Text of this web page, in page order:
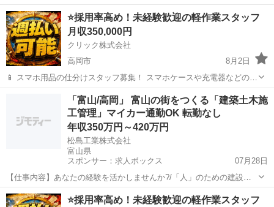
分け・検品を行うシンプルなお仕事です♪
━━━━━━━━━━━━━━━━ 📲 ご応募はこちら（24時間受付
中） https://lin.ee/...
富山 魚津市 その他 未経験
⭐採用率高め！未経験歓迎の軽作業スタッフ
月収350,000円
クリック株式会社
高岡市
8月2日
📱 スマホ用品の仕分けスタッフ募集！ スマホケースや充電器などの仕
分け・検品を行うシンプルなお仕事です♪
━━━━━━━━━━━━━━━━ 📲 ご応募はこちら（24時間受付
中） https://lin.ee/...
その他 未経験
「富山/高岡」 富山の街をつくる「建築土木施
工管理」マイカー通勤OK 転勤なし
年収350万円～420万円
松島工業株式会社
富山県
スポンサー：求人ボックス
07月28日
【仕事内容】あなたの経験を活かしませんか?/「人」のための建設企
業として、最良の技術を提供し、社会へ貢献! <松島工業株式会社> 昭
和9年創業以来、煙突築造という高度な技術分野で確かな実績を積み、
正社員
⭐採用率高め！未経験歓迎の軽作業スタッフ